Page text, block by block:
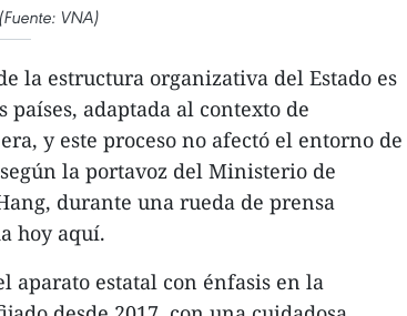
VNA)
la estructura organizativa del Estado es
adaptada al contexto de
y este proceso no afectó el entorno de
la portavoz del Ministerio de
durante una rueda de prensa
hoy aquí.
aparato estatal con énfasis en la